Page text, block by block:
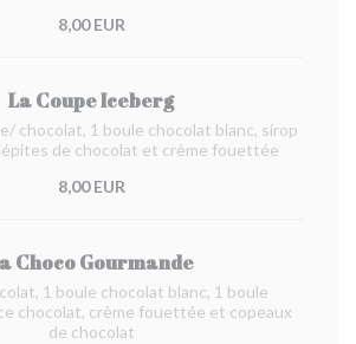
8,00 EUR
La Coupe Iceberg
chocolat, 1 boule chocolat blanc, sirop
de chocolat et crème fouettée
8,00 EUR
Choco Gourmande
1 boule chocolat blanc, 1 boule
chocolat, crème fouettée et copeaux
de chocolat